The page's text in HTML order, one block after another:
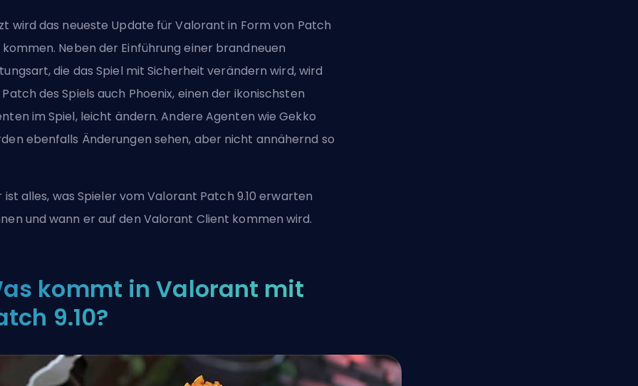
wird das neueste Update für Valorant in Form von Patch
kommen. Neben der Einführung einer brandneuen
die das Spiel mit Sicherheit verändern wird, wird
des Spiels auch Phoenix, einen der ikonischsten
im Spiel, leicht ändern. Andere Agenten wie Gekko
ebenfalls Änderungen sehen, aber nicht annähernd so
ist alles, was Spieler vom Valorant Patch 9.10 erwarten
und wann er auf den Valorant Client kommen wird.
kommt in Valorant mit
9.10?